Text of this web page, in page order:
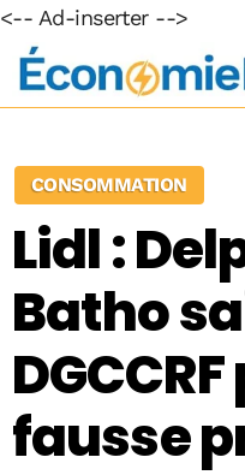
<-- Ad-inserter -->
CONSOMMATION
Lidl :
Batho
fausse